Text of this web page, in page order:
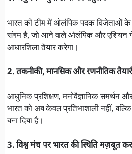
भारत की टीम में ओलंपिक पदक विजेताओं के
संगम है, जो आने वाले ओलंपिक और एशियन
आधारशिला तैयार करेगा।
2. तकनीकी, मानसिक और रणनीतिक
आधुनिक प्रशिक्षण, मनोवैज्ञानिक समर्थन
भारत को अब केवल प्रतिभाशाली नहीं,
बना दिया है।
3. विश्व मंच पर भारत की स्थिति मज़बूत